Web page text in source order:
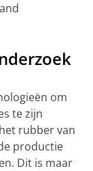
om
te zijn
rubber van
productie
Dit is maar